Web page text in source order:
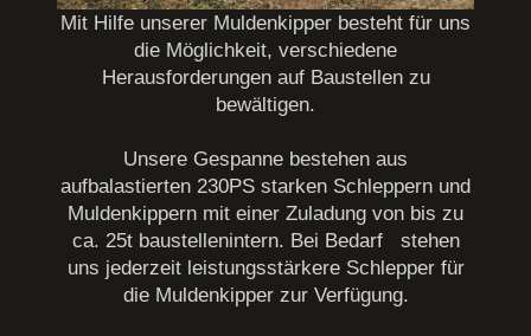
Mit Hilfe unserer Muldenkipper besteht für uns
die Möglichkeit, verschiedene
Herausforderungen auf Baustellen zu
bewältigen.
Unsere Gespanne bestehen aus
aufbalastierten 230PS starken Schleppern und
Muldenkippern mit einer Zuladung von bis zu
ca. 25t baustellenintern. Bei Bedarf stehen
uns jederzeit leistungsstärkere Schlepper für
die Muldenkipper zur Verfügung.